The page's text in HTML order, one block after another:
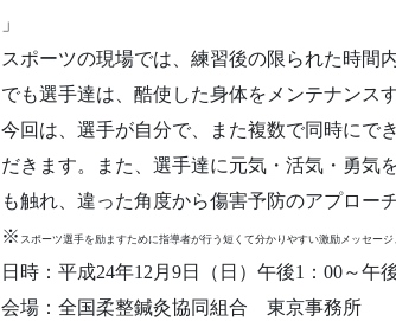
」
スポーツの現場では、練習後の限られた時間
でも選手達は、酷使した身体をメンテナンス
今回は、選手が自分で、また複数で同時にで
だきます。また、選手達に元気・活気・勇
も触れ、違った角度から傷害予防のアプロー
※ スポーツ選手を励ますために指導者が行う短くて分かりやすい激励メッセー
日時：平成24年12 月 9日（日）午後1 ： 00～午
会場：全国柔整鍼灸協同組合 東京事務所